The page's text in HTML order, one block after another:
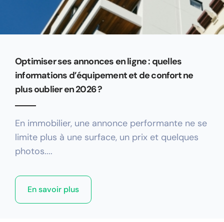
Optimiser ses annonces en ligne : quelles
informations d’équipement et de confort ne
plus oublier en 2026 ?
En immobilier, une annonce performante ne se
limite plus à une surface, un prix et quelques
photos....
En savoir plus